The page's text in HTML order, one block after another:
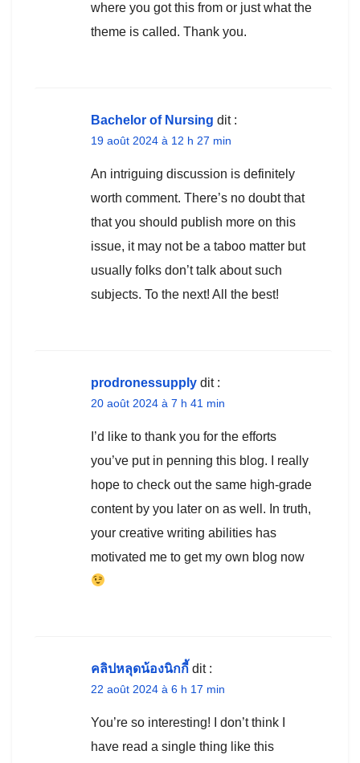
where you got this from or just what the
theme is called. Thank you.
Bachelor of Nursing dit :
19 août 2024 à 12 h 27 min
An intriguing discussion is definitely
worth comment. There’s no doubt that
that you should publish more on this
issue, it may not be a taboo matter but
usually folks don’t talk about such
subjects. To the next! All the best!
prodronessupply dit :
20 août 2024 à 7 h 41 min
I’d like to thank you for the efforts
you’ve put in penning this blog. I really
hope to check out the same high-grade
content by you later on as well. In truth,
your creative writing abilities has
motivated me to get my own blog now
คลิปหลุดน้องนิกกี้ dit :
22 août 2024 à 6 h 17 min
You’re so interesting! I don’t think I
have read a single thing like this